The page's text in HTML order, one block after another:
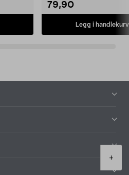
+
79,90
Legg i handlekurv